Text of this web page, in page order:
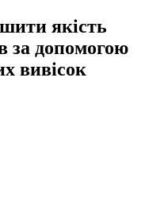
якість
за допомогою
вивісок